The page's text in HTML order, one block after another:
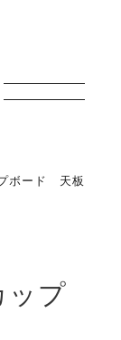
ボード 天板
プ